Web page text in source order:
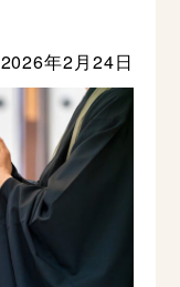
2026年2月24日